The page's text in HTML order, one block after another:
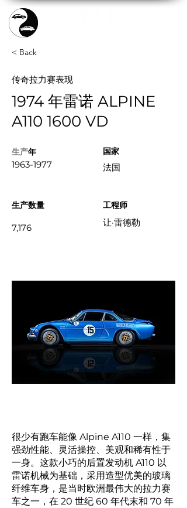
< Back
传奇拉力赛表现
1974 年雷诺 ALPINE
A110 1600 VD
生产年
1963-1977
国家
法国
生产数量
7,176
工程师
让·雷德勒
很少有跑车能像 Alpine A110 一样，集
强劲性能、灵活操控、美观和稀有性于
一身。这款小巧的后置发动机 A110 以
雷诺机械为基础，采用造型优美的玻璃
纤维车身，是当时欧洲最伟大的拉力赛
车之一，在 20 世纪 60 年代末和 70 年